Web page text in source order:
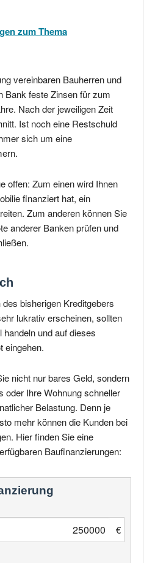
zum Thema
vereinbaren Bauherren und
Bank feste Zinsen für zum
Nach der jeweiligen Zeit
Ist noch eine Restschuld
sich um eine
offen: Zum einen wird Ihnen
finanziert hat, ein
Zum anderen können Sie
anderer Banken prüfen und
bisherigen Kreditgebers
lukrativ erscheinen, sollten
und auf dieses
eingehen.
nicht nur bares Geld, sondern
oder Ihre Wohnung schneller
Belastung. Denn je
mehr können die Kunden bei
Hier finden Sie eine
Baufinanzierungen:
€